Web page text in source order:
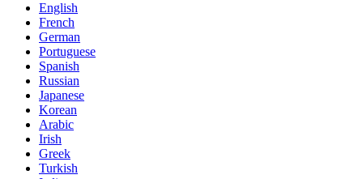
English
French
German
Portuguese
Spanish
Russian
Japanese
Korean
Arabic
Irish
Greek
Turkish